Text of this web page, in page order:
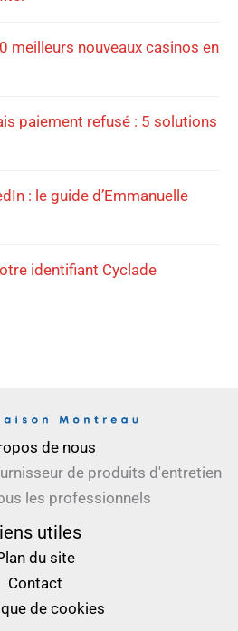
meilleurs nouveaux casinos en
paiement refusé : 5 solutions
: le guide d’Emmanuelle
identifiant Cyclade
de nous
de produits d'entretien
les professionnels
utiles
du site
Contact
de cookies